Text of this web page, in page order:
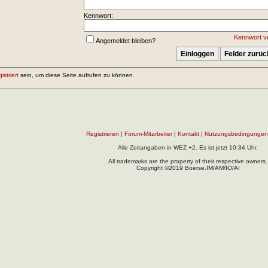
Kennwort:
Kennwort
Angemeldet bleiben?
sein, um diese Seite aufrufen zu können.
Registrieren Forum-Mitarbeiter| Kontakt Nutzungsbedingungen
Alle Zeitangaben in WEZ +2. Es ist jetzt 10:34 Uhr.
All trademarks are the property of their respective owners.
Copyright ©2019 Boerse.IM/AM/IO/AI